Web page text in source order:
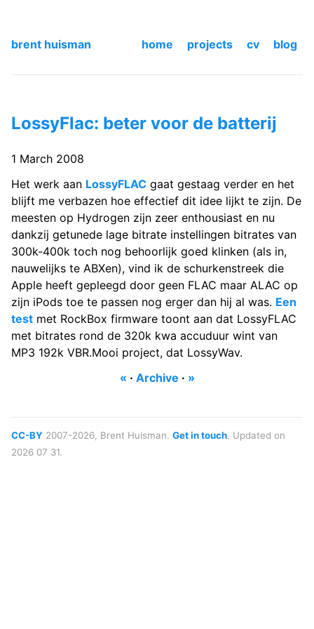
brent huisman home projects cv blog
LossyFlac: beter voor de batterij
1 March 2008
Het werk aan LossyFLAC gaat gestaag verder en het
blijft me verbazen hoe effectief dit idee lijkt te zijn. De
meesten op Hydrogen zijn zeer enthousiast en nu
dankzij getunede lage bitrate instellingen bitrates van
300k-400k toch nog behoorlijk goed klinken (als in,
nauwelijks te ABXen), vind ik de schurkenstreek die
Apple heeft gepleegd door geen FLAC maar ALAC op
zijn iPods toe te passen nog erger dan hij al was. Een
test met RockBox firmware toont aan dat LossyFLAC
met bitrates rond de 320k kwa accuduur wint van
MP3 192k VBR.Mooi project, dat LossyWav.
« · Archive · »
CC-BY 2007-2026, Brent Huisman. Get in touch. Updated on
2026 07 31.